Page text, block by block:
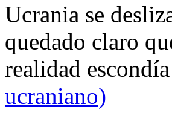
Ucrania se
quedado claro
realidad
ucraniano)